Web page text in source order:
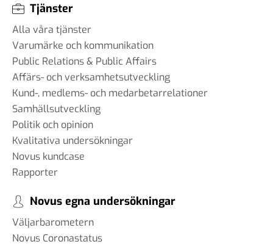
Tjänster
Alla våra tjänster
Varumärke och kommunikation
Public Relations & Public Affairs
Affärs- och verksamhetsutveckling
Kund-, medlems- och medarbetarrelationer
Samhällsutveckling
Politik och opinion
Kvalitativa undersökningar
Novus kundcase
Rapporter
Novus egna undersökningar
Väljarbarometern
Novus Coronastatus